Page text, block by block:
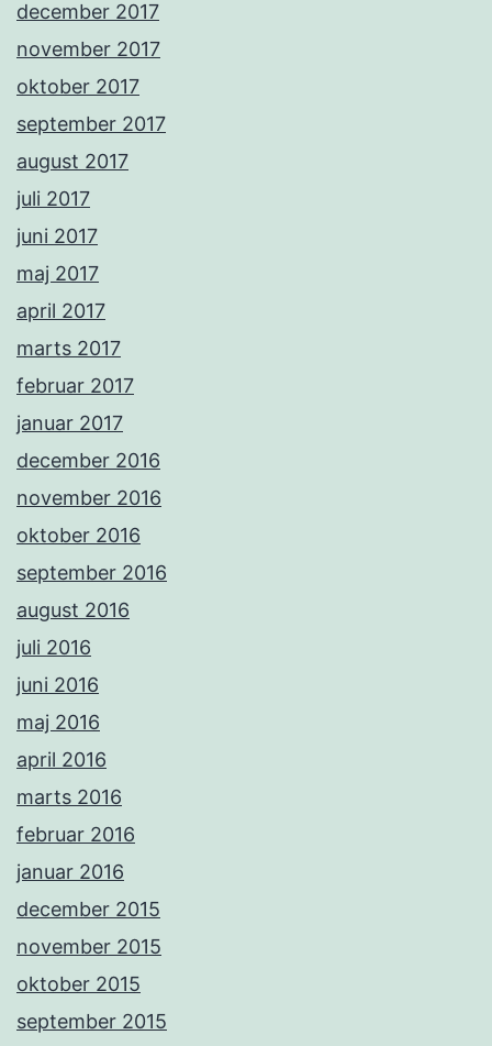
december 2017
november 2017
oktober 2017
september 2017
august 2017
juli 2017
juni 2017
maj 2017
april 2017
marts 2017
februar 2017
januar 2017
december 2016
november 2016
oktober 2016
september 2016
august 2016
juli 2016
juni 2016
maj 2016
april 2016
marts 2016
februar 2016
januar 2016
december 2015
november 2015
oktober 2015
september 2015